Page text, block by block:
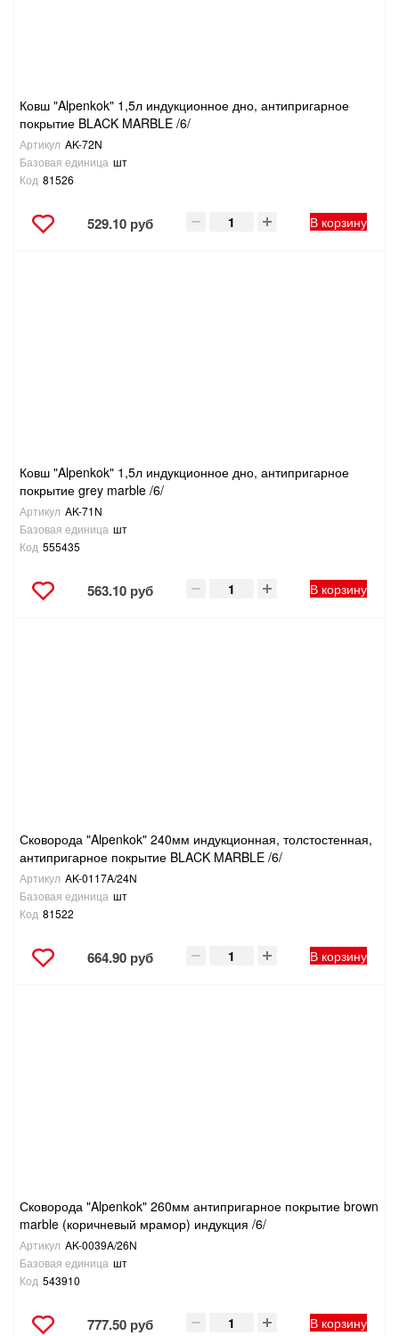
СНЕГОУБОРОЧНЫЙ ИНВЕНТАРЬ
СТРЕМЯНКИ,ЛЕСТНИЦЫ
ЭЛЕКТРОМОНТАЖНЫЕ ТОВАРЫ, СВЕТОТЕХНИКА
Ковш "Alpenkok" 1,5л индукционное дно, антипригарное
покрытие BLACK MARBLE /6/
Артикул AK-72N
Базовая единица шт
Код 81526
529.10 руб В корзину
Ковш "Alpenkok" 1,5л индукционное дно, антипригарное
покрытие grey marble /6/
Артикул AK-71N
Базовая единица шт
Код 555435
563.10 руб В корзину
Сковорода "Alpenkok" 240мм индукционная, толстостенная,
антипригарное покрытие BLACK MARBLE /6/
Артикул AK-0117A/24N
Базовая единица шт
Код 81522
664.90 руб В корзину
Сковорода "Alpenkok" 260мм антипригарное покрытие brown
marble (коричневый мрамор) индукция /6/
Артикул AK-0039A/26N
Базовая единица шт
Код 543910
777.50 руб В корзину